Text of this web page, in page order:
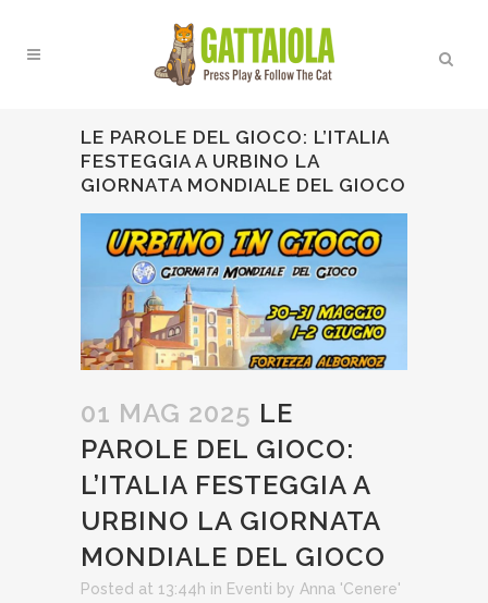
LE PAROLE DEL GIOCO: L’ITALIA
FESTEGGIA A URBINO LA
GIORNATA MONDIALE DEL GIOCO
01 MAG 2025 LE
PAROLE DEL GIOCO:
L’ITALIA FESTEGGIA A
URBINO LA GIORNATA
MONDIALE DEL GIOCO
Posted at 13:44h in Eventi by Anna 'Cenere'